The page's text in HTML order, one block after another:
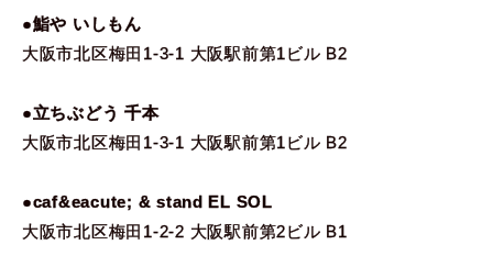
●鮨や いしもん
大阪市北区梅田1-3-1 大阪駅前第1ビル B2
●立ちぶどう 千本
大阪市北区梅田1-3-1 大阪駅前第1ビル B2
●caf&eacute; & stand EL SOL
大阪市北区梅田1-2-2 大阪駅前第2ビル B1